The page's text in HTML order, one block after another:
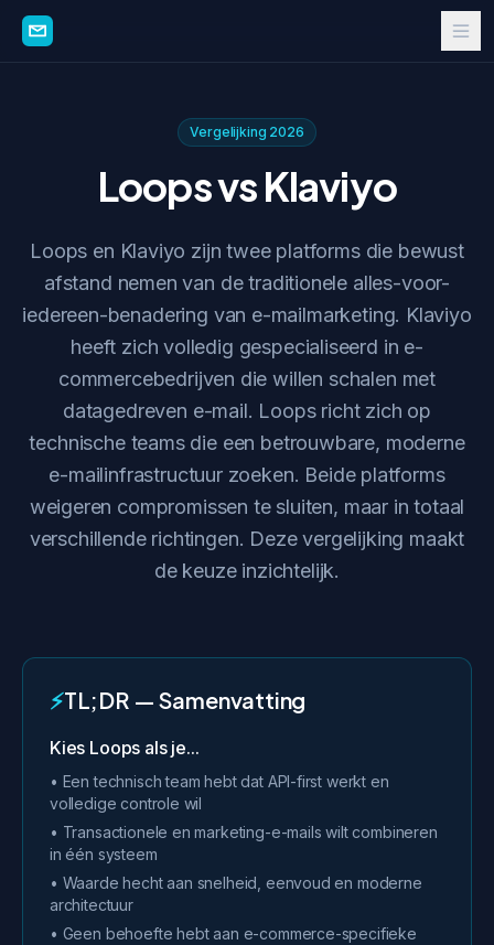
Vergelijking 2026
Loops vs Klaviyo
Loops en Klaviyo zijn twee platforms die bewust
afstand nemen van de traditionele alles-voor-
iedereen-benadering van e-mailmarketing. Klaviyo
heeft zich volledig gespecialiseerd in e-
commercebedrijven die willen schalen met
datagedreven e-mail. Loops richt zich op
technische teams die een betrouwbare, moderne
e-mailinfrastructuur zoeken. Beide platforms
weigeren compromissen te sluiten, maar in totaal
verschillende richtingen. Deze vergelijking maakt
de keuze inzichtelijk.
⚡TL;DR — Samenvatting
Kies Loops als je...
• Een technisch team hebt dat API-first werkt en
volledige controle wil
• Transactionele en marketing-e-mails wilt combineren
in één systeem
• Waarde hecht aan snelheid, eenvoud en moderne
architectuur
• Geen behoefte hebt aan e-commerce-specifieke